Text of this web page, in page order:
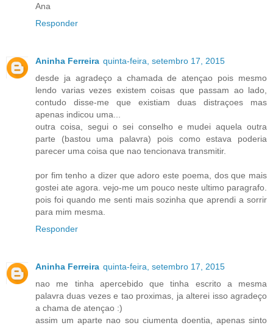
Ana
Responder
Aninha Ferreira quinta-feira, setembro 17, 2015
desde ja agradeço a chamada de atençao pois mesmo
lendo varias vezes existem coisas que passam ao lado,
contudo disse-me que existiam duas distraçoes mas
apenas indicou uma...
outra coisa, segui o sei conselho e mudei aquela outra
parte (bastou uma palavra) pois como estava poderia
parecer uma coisa que nao tencionava transmitir.
por fim tenho a dizer que adoro este poema, dos que mais
gostei ate agora. vejo-me um pouco neste ultimo paragrafo.
pois foi quando me senti mais sozinha que aprendi a sorrir
para mim mesma.
Responder
Aninha Ferreira quinta-feira, setembro 17, 2015
nao me tinha apercebido que tinha escrito a mesma
palavra duas vezes e tao proximas, ja alterei isso agradeço
a chama de atençao :)
assim um aparte nao sou ciumenta doentia, apenas sinto